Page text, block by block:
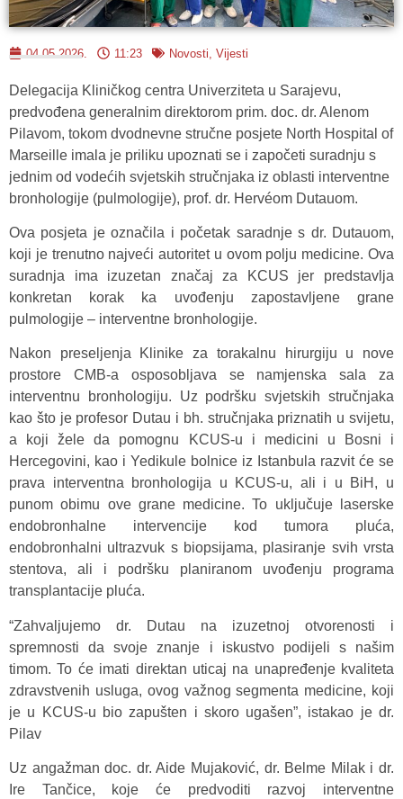
04.05.2026. 11:23 Novosti Vijesti
Delegacija Kliničkog centra Univerziteta u Sarajevu,
predvođena generalnim direktorom prim. doc. dr. Alenom
Pilavom, tokom dvodnevne stručne posjete North Hospital of
Marseille imala je priliku upoznati se i započeti suradnju s
jednim od vodećih svjetskih stručnjaka iz oblasti interventne
bronhologije (pulmologije), prof. dr. Hervéom Dutauom.
Ova posjeta je označila i početak saradnje s dr. Dutauom,
koji je trenutno najveći autoritet u ovom polju medicine. Ova
suradnja ima izuzetan značaj za KCUS jer predstavlja
konkretan korak ka uvođenju zapostavljene grane
pulmologije – interventne bronhologije.
Nakon preseljenja Klinike za torakalnu hirurgiju u nove
prostore CMB-a osposobljava se namjenska sala za
interventnu bronhologiju. Uz podršku svjetskih stručnjaka
kao što je profesor Dutau i bh. stručnjaka priznatih u svijetu,
a koji žele da pomognu KCUS-u i medicini u Bosni i
Hercegovini, kao i Yedikule bolnice iz Istanbula razvit će se
prava interventna bronhologija u KCUS-u, ali i u BiH, u
punom obimu ove grane medicine. To uključuje laserske
endobronhalne intervencije kod tumora pluća,
endobronhalni ultrazvuk s biopsijama, plasiranje svih vrsta
stentova, ali i podršku planiranom uvođenju programa
transplantacije pluća.
“Zahvaljujemo dr. Dutau na izuzetnoj otvorenosti i
spremnosti da svoje znanje i iskustvo podijeli s našim
timom. To će imati direktan uticaj na unapređenje kvaliteta
zdravstvenih usluga, ovog važnog segmenta medicine, koji
je u KCUS-u bio zapušten i skoro ugašen”, istakao je dr.
Pilav
Uz angažman doc. dr. Aide Mujaković, dr. Belme Milak i dr.
Ire Tančice, koje će predvoditi razvoj interventne